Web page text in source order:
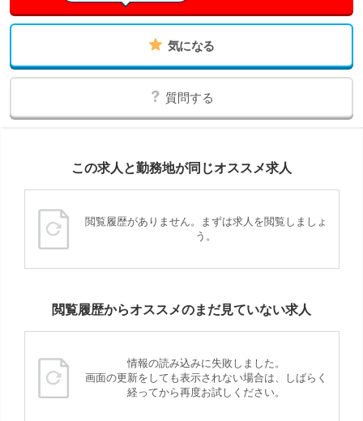
気になる
質問する
この求人と勤務地が同じオススメ求人
閲覧履歴がありません。まずは求人を閲覧しましょ
う。
閲覧履歴からオススメのまだ見ていない求人
情報の読み込みに失敗しました。
画面の更新をしても表示されない場合は、しばらく
経ってから再度お試しください。